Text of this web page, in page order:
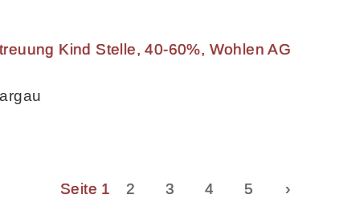
Kind Stelle, 40-60%, Wohlen AG
Seite 1 2 3 4 5 ›